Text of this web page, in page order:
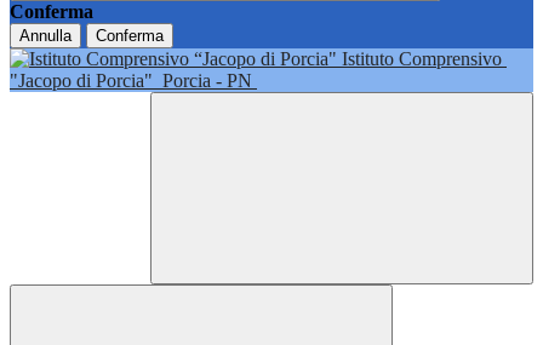
Conferma
Annulla Conferma
Istituto Comprensivo
"Jacopo di Porcia" Porcia - PN